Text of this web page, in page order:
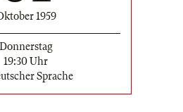
1959
Donnerstag
19:30 Uhr
Sprache